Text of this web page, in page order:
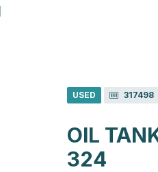
USED 317498
OIL
324